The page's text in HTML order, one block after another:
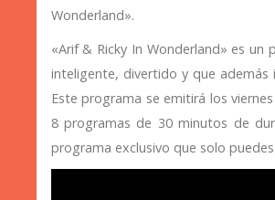
Wonderland».
«Arif & Ricky In Wonderland» es
inteligente, divertido y que además
Este programa se emitirá los
8 programas de 30 minutos de
programa exclusivo que solo puedes